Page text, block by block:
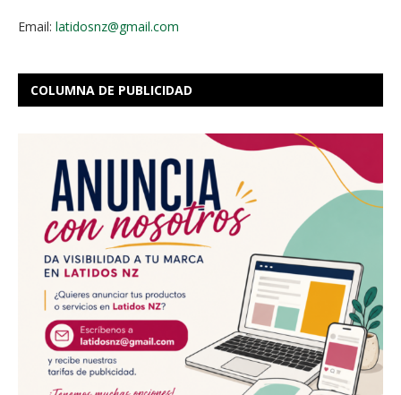
Email: latidosnz@gmail.com
COLUMNA DE PUBLICIDAD